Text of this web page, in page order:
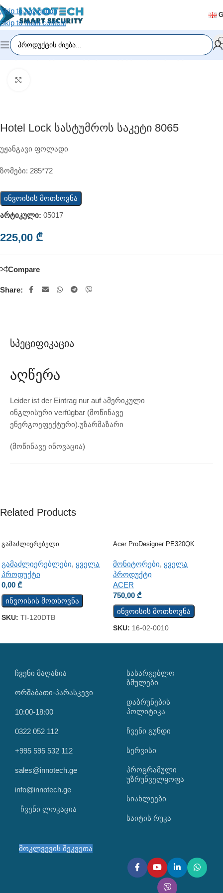
Skip to navigation
Skip to main content
მთავარი/დაშვების სისტემები/საკეტები და მაგნიტები
Hotel Lock Სასტუმროს Საკეტი 8065
უჟანგავი ფოლადი
ზომები: 285*72
ინვოისის მოთხოვნა
არტიკული: 05017
225,00 ₾
Compare
Share:
Სპეციფიკაცია
Აღწერა
Leider ist der Eintrag nur auf ამერიკული
ინგლისური verfügbar (მოწინავე
ენერგოეფექტური).უზარმაზარი
(მოწინავე ინოვაცია)
Related Products
Გამაძლიერებელი
გამაძლიერებლები, ყველა
პროდუქტი
0,00 ₾
ინვოისის მოთხოვნა
SKU: TI-120DTB
Acer ProDesigner PE320QK
მონიტორები, ყველა
პროდუქტი
ACER
750,00 ₾
ინვოისის მოთხოვნა
SKU: 16-02-0010
ᲩᲕᲔᲜᲘ ᲛᲐᲦᲐᲖᲘᲐ
ორშაბათი-პარასკევი
10:00-18:00
0322 052 112
+995 595 532 112
sales@innotech.ge
info@innotech.ge
ჩვენი ლოკაცია
ᲡᲐᲡᲐᲠᲒᲔᲑᲚᲝ
ᲑᲛᲣᲚᲔᲑᲘ
დაბრუნების
პოლიტიკა
ჩვენი გუნდი
სერვისი
პროგრამული
უზრუნველყოფა
სიახლეები
საიტის რუკა
მოკლვევის შეკვეთა